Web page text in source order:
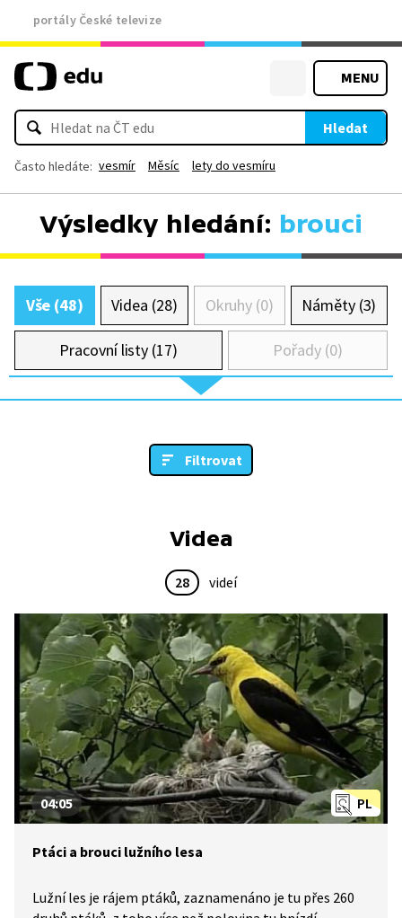
portály České televize
MENU
Hledat
Často hledáte: vesmír Měsíc lety do vesmíru
Výsledky hledání: brouci
Vše (48) Videa (28) Okruhy (0) Náměty (3)
Pracovní listy (17) Pořady (0)
Filtrovat
Videa
28 videí
PL
04:05
Ptáci a brouci lužního lesa
Lužní les je rájem ptáků, zaznamenáno je tu přes 260